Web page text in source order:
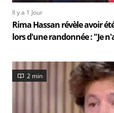
Il y a 1 Jour
Rima Hassan révèle avoir
lors d'une randonnée : "Je
2 min